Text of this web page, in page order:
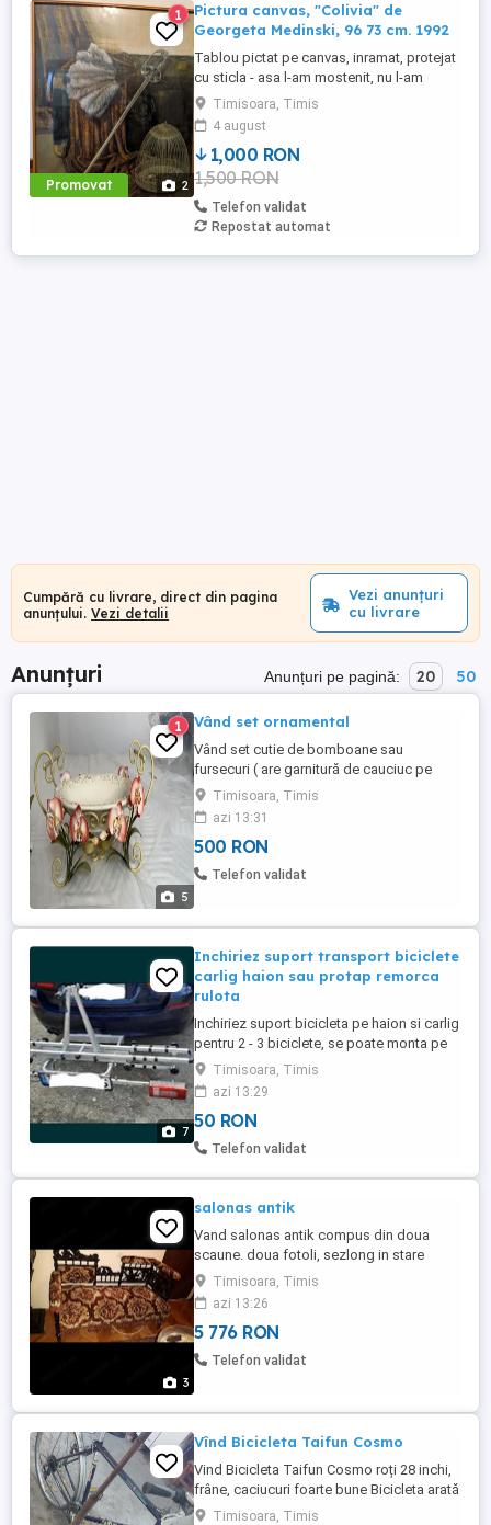
Promovat 2
1
Pictura canvas, "Colivia" de
Georgeta Medinski, 96 73 cm. 1992
Tablou pictat pe canvas, inramat, protejat
cu sticla - asa l-am mostenit, nu l-am
desfacut.
Timisoara, Timis
4 august
1,000 RON
1,500 RON
Telefon validat
Repostat automat
Cumpără cu livrare, direct din pagina
anunțului. Vezi detalii
Vezi anunțuri
cu livrare
Anunțuri Anunțuri pe pagină: 20 50
5
1 Vând set ornamental
Vând set cutie de bomboane sau
fursecuri ( are garnitură de cauciuc pe
capac, înălțime 30 cm) și fructiferă. Se
ridică din Timișoara, nu trimit prin curierat.
Preț fix 500 lei.
Timisoara, Timis
azi 13:31
500 RON
Telefon validat
7
Inchiriez suport transport biciclete
carlig haion sau protap remorca
rulota
Inchiriez suport bicicleta pe haion si carlig
pentru 2 - 3 biciclete, se poate monta pe
orice tip de masina, asigur asistenta
pentru montaj in Timisoara . La nevoie se
poate inchiria adaptor numar de
inmatriculare cu lumini si chiar biciclete .
Efectuez transport biciclete la solicitare .
Timisoara, Timis
azi 13:29
50 RON
Telefon validat
3
salonas antik
Vand salonas antik compus din doua
scaune. doua fotoli, sezlong in stare
foarte buna.
Timisoara, Timis
azi 13:26
5 776 RON
Telefon validat
Vînd Bicicleta Taifun Cosmo
Vind Bicicleta Taifun Cosmo roți 28 inchi,
frâne, caciucuri foarte bune Bicicleta arată
și funcționează impecabil
Timisoara, Timis